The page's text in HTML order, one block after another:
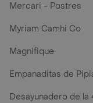
Mercari - Postres
Myriam Camhi Co
Magnifique
Empanaditas de
Desayunadero de la